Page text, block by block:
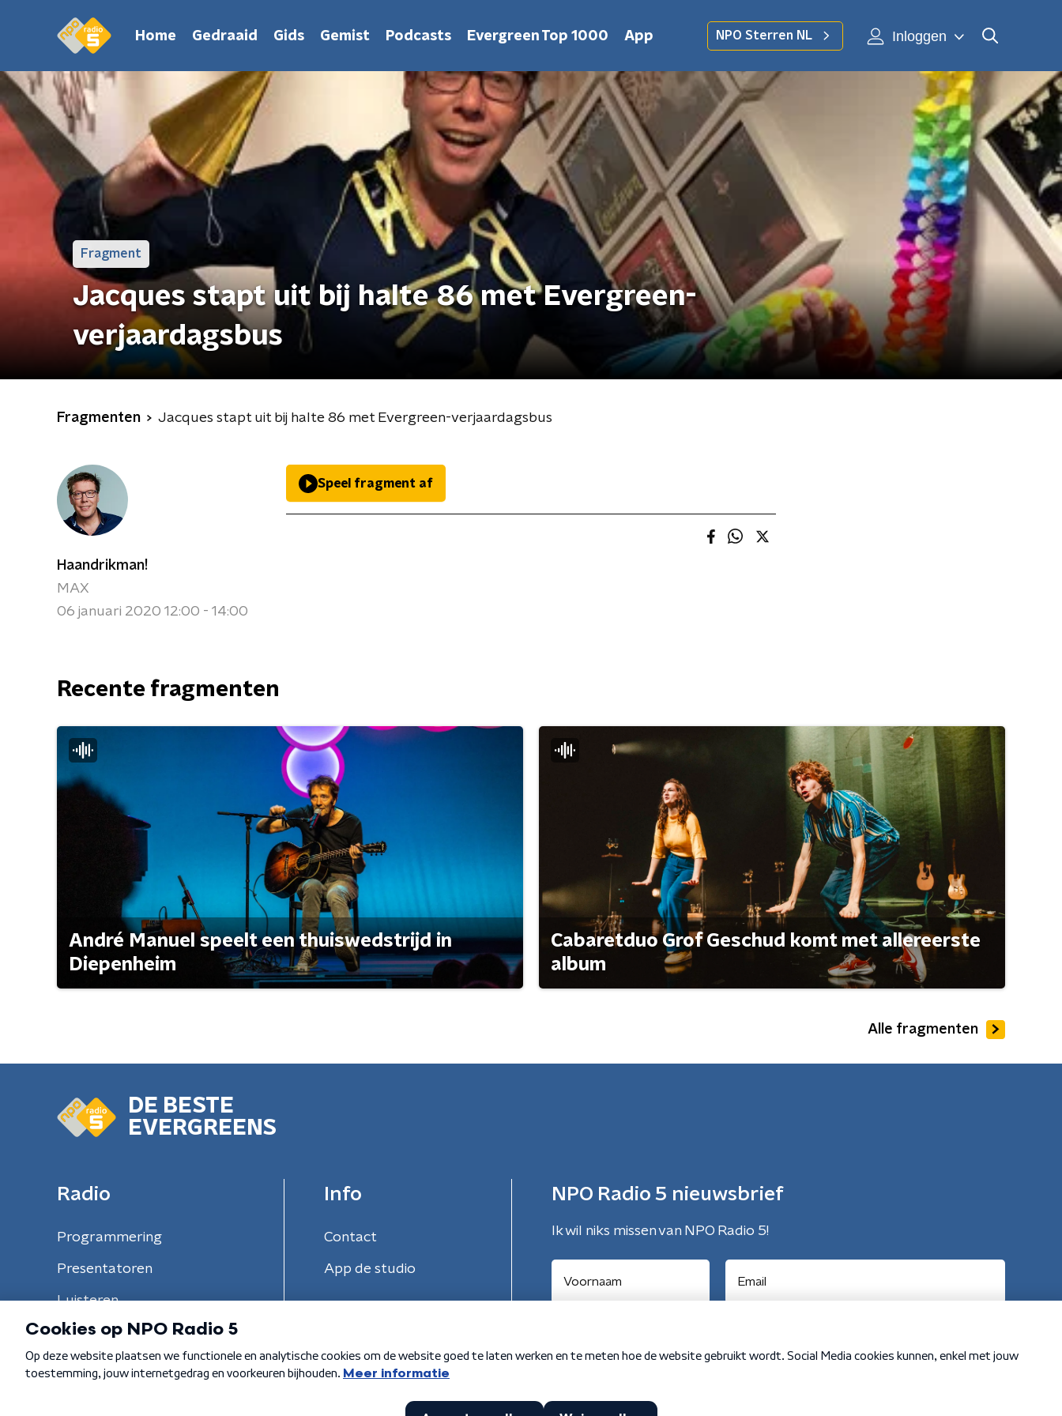
Home Gedraaid Gids Gemist Podcasts Evergreen Top 1000 App NPO Sterren NL Inloggen
Fragment
Jacques stapt uit bij halte 86 met Evergreen-
verjaardagsbus
Fragmenten Jacques stapt uit bij halte 86 met Evergreen-verjaardagsbus
Haandrikman!
MAX
06 januari 2020 12:00 - 14:00
Speel fragment af
Recente fragmenten
André Manuel speelt een thuiswedstrijd in
Diepenheim
Cabaretduo Grof Geschud komt met allereerste
album
Alle fragmenten
DE BESTE
EVERGREENS
Radio
Programmering
Presentatoren
Luisteren
Info
Contact
App de studio
NPO Radio 5 nieuwsbrief
Ik wil niks missen van NPO Radio 5!
Algemene voorwaarden Privacybeleid